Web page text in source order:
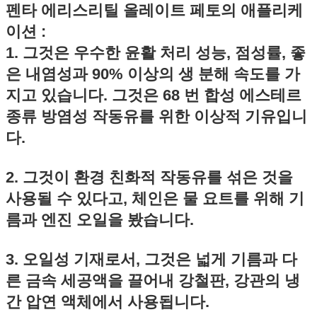
펜타 에리스리틸 올레이트 페토의 애플리케
이션 :
1. 그것은 우수한 윤활 처리 성능, 점성률, 좋
은 내염성과 90% 이상의 생 분해 속도를 가
지고 있습니다. 그것은 68 번 합성 에스테르
종류 방염성 작동유를 위한 이상적 기유입니
다.
2. 그것이 환경 친화적 작동유를 섞은 것을
사용될 수 있다고, 체인은 물 요트를 위해 기
름과 엔진 오일을 봤습니다.
3. 오일성 기재로서, 그것은 넓게 기름과 다
른 금속 세공액을 끌어내 강철판, 강관의 냉
간 압연 액체에서 사용됩니다.